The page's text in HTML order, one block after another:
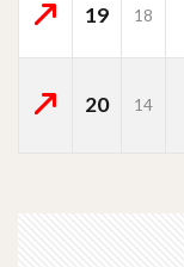
19
18
20
14